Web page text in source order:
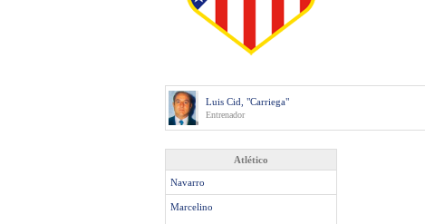
Luis Cid, "Carriega"
Entrenador
Atlético
Navarro
Marcelino